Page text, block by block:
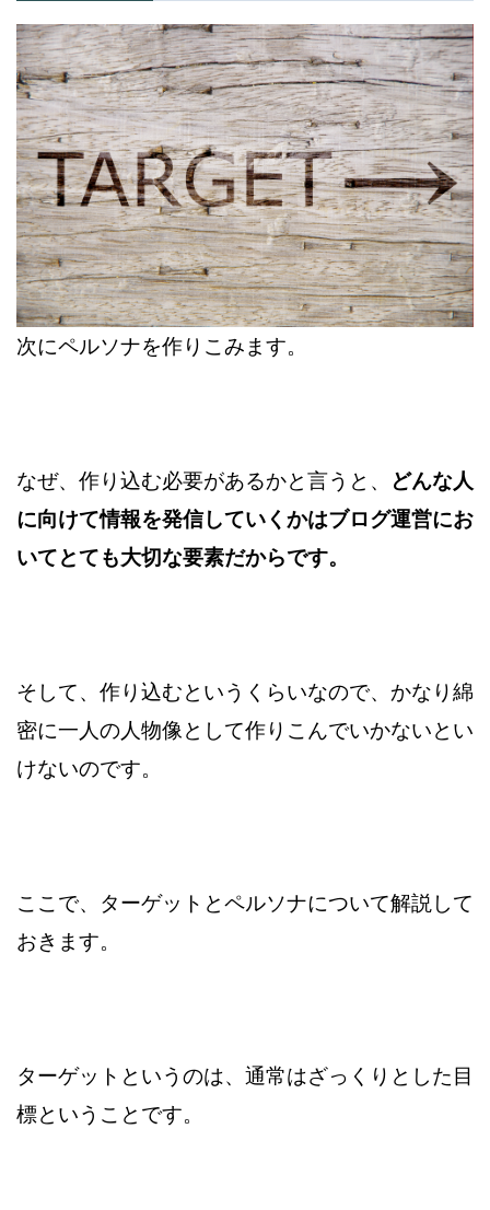
次にペルソナを作りこみます。
なぜ、作り込む必要があるかと言うと、
どんな人
に向けて情報を発信していくかはブログ運営にお
いてとても大切な要素だからです。
そして、作り込むというくらいなので、かなり綿
密に一人の人物像として作りこんでいかないとい
けないのです。
ここで、ターゲットとペルソナについて解説して
おきます。
ターゲットというのは、通常はざっくりとした目
標ということです。